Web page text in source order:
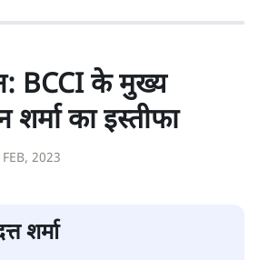
BCCI के मुख्य
शर्मा का इस्तीफा
FEB, 2023
शर्मा